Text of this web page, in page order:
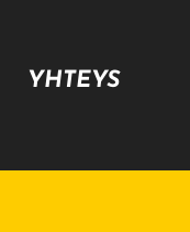
YHTEYS